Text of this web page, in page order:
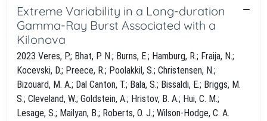
Extreme Variability in a Long-duration
Gamma-Ray Burst Associated with a
Kilonova
2023 Veres, P.; Bhat, P. N.; Burns, E.; Hamburg, R.; Fraija, N.;
Kocevski, D.; Preece, R.; Poolakkil, S.; Christensen, N.;
Bizouard, M. A.; Dal Canton, T.; Bala, S.; Bissaldi, E.; Briggs, M.
S.; Cleveland, W.; Goldstein, A.; Hristov, B. A.; Hui, C. M.;
Lesage, S.; Mailyan, B.; Roberts, O. J.; Wilson-Hodge, C. A.